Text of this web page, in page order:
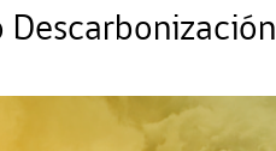
Descarbonización